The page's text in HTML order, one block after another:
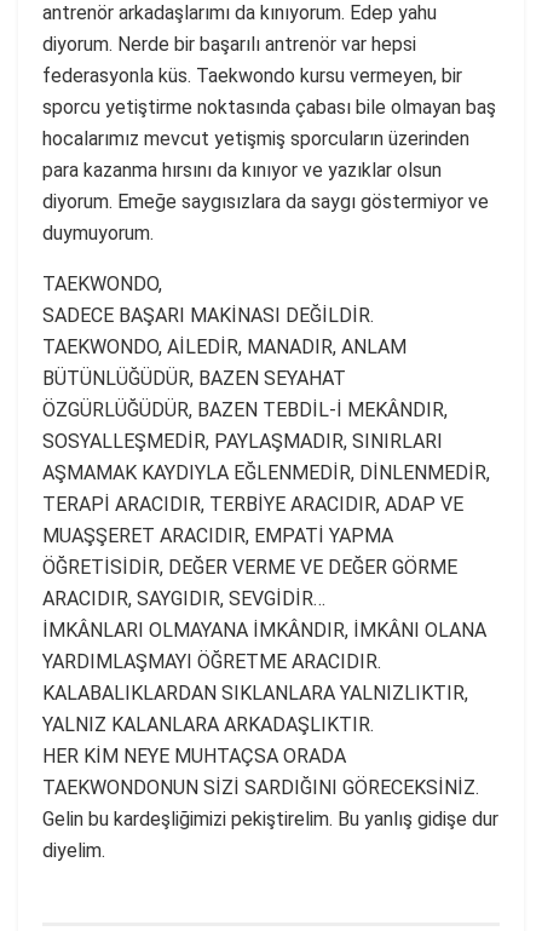
antrenör arkadaşlarımı da kınıyorum. Edep yahu
diyorum. Nerde bir başarılı antrenör var hepsi
federasyonla küs. Taekwondo kursu vermeyen, bir
sporcu yetiştirme noktasında çabası bile olmayan baş
hocalarımız mevcut yetişmiş sporcuların üzerinden
para kazanma hırsını da kınıyor ve yazıklar olsun
diyorum. Emeğe saygısızlara da saygı göstermiyor ve
duymuyorum.
TAEKWONDO,
SADECE BAŞARI MAKİNASI DEĞİLDİR.
TAEKWONDO, AİLEDİR, MANADIR, ANLAM
BÜTÜNLÜĞÜDÜR, BAZEN SEYAHAT
ÖZGÜRLÜĞÜDÜR, BAZEN TEBDİL-İ MEKÂNDIR,
SOSYALLEŞMEDİR, PAYLAŞMADIR, SINIRLARI
AŞMAMAK KAYDIYLA EĞLENMEDİR, DİNLENMEDİR,
TERAPİ ARACIDIR, TERBİYE ARACIDIR, ADAP VE
MUAŞŞERET ARACIDIR, EMPATİ YAPMA
ÖĞRETİSİDİR, DEĞER VERME VE DEĞER GÖRME
ARACIDIR, SAYGIDIR, SEVGİDİR…
İMKÂNLARI OLMAYANA İMKÂNDIR, İMKÂNI OLANA
YARDIMLAŞMAYI ÖĞRETME ARACIDIR.
KALABALIKLARDAN SIKLANLARA YALNIZLIKTIR,
YALNIZ KALANLARA ARKADAŞLIKTIR.
HER KİM NEYE MUHTAÇSA ORADA
TAEKWONDONUN SİZİ SARDIĞINI GÖRECEKSİNİZ.
Gelin bu kardeşliğimizi pekiştirelim. Bu yanlış gidişe dur
diyelim.